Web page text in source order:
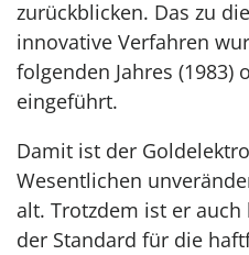
zurückblicken. Das zu
innovative Verfahren
folgenden Jahres
eingeführt.
Damit ist der
Wesentlichen
alt. Trotzdem ist er
der Standard für die